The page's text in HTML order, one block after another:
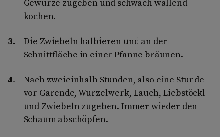
Gewürze zugeben und schwach wallend
kochen.
Die Zwiebeln halbieren und an der
Schnittfläche in einer Pfanne bräunen.
Nach zweieinhalb Stunden, also eine Stunde
vor Garende, Wurzelwerk, Lauch, Liebstöckl
und Zwiebeln zugeben. Immer wieder den
Schaum abschöpfen.